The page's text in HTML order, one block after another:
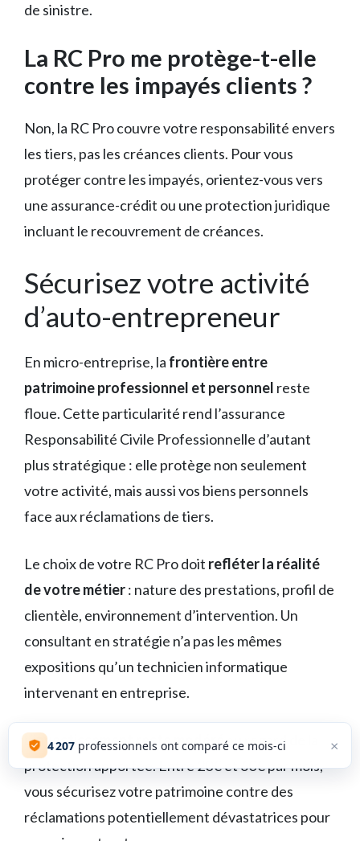
de sinistre.
La RC Pro me protège-t-elle
contre les impayés clients ?
Non, la RC Pro couvre votre responsabilité envers
les tiers, pas les créances clients. Pour vous
protéger contre les impayés, orientez-vous vers
une assurance-crédit ou une protection juridique
incluant le recouvrement de créances.
Sécurisez votre activité
d’auto-entrepreneur
En micro-entreprise, la frontière entre
patrimoine professionnel et personnel reste
floue. Cette particularité rend l’assurance
Responsabilité Civile Professionnelle d’autant
plus stratégique : elle protège non seulement
votre activité, mais aussi vos biens personnels
face aux réclamations de tiers.
Le choix de votre RC Pro doit refléter la réalité
de votre métier: nature des prestations, profil de
clientèle, environnement d’intervention. Un
consultant en stratégie n’a pas les mêmes
expositions qu’un technicien informatique
intervenant en entreprise.
L’investissement reste modéréau regard de la
protection apportée. Entre 20€ et 60€ par mois,
vous sécurisez votre patrimoine contre des
réclamations potentiellement dévastatrices pour
4 208 professionnels ont comparé ce mois-ci ×